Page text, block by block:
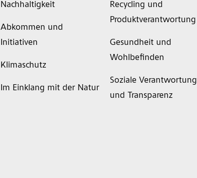
Nachhaltigkeit
Abkommen und
Initiativen
Klimaschutz
Im Einklang mit der Natur
Recycling und
Produktverantwortung
Gesundheit und
Wohlbefinden
Soziale Verantwortung
und Transparenz